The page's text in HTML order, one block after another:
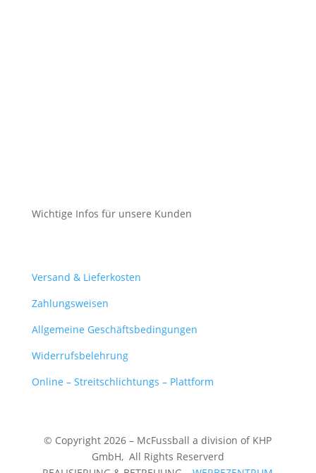
Wichtige Infos für unsere Kunden
Versand & Lieferkosten
Zahlungsweisen
Allgemeine Geschäftsbedingungen
Widerrufsbelehrung
Online – Streitschlichtungs – Plattform
© Copyright 2026 – McFussball a division of KHP
GmbH, All Rights Reserverd